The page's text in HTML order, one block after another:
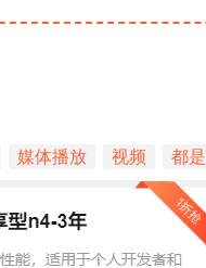
媒体播放 视频 都是